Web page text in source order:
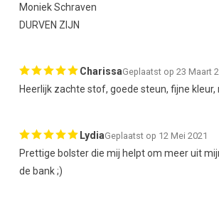
Moniek Schraven
DURVEN ZIJN
CharissaGeplaatst op 23 Maart
Heerlijk zachte stof, goede steun, fijne
LydiaGeplaatst op 12 Mei 2021
Prettige bolster die mij helpt om meer uit
de bank ;)